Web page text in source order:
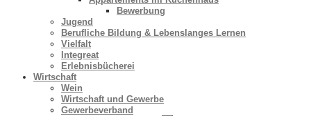
Bewerbung
Jugend
Berufliche Bildung & Lebenslanges Lernen
Vielfalt
Integreat
Erlebnisbücherei
Wirtschaft
Wein
Wirtschaft und Gewerbe
Gewerbeverband